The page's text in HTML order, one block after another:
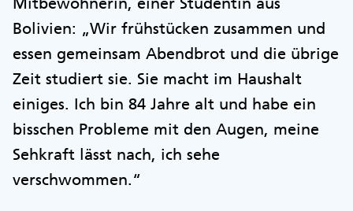
Bolivien: „Wir frühstücken zusammen und
essen gemeinsam Abendbrot und die übrige
Zeit studiert sie. Sie macht im Haushalt
einiges. Ich bin 84 Jahre alt und habe ein
bisschen Probleme mit den Augen, meine
Sehkraft lässt nach, ich sehe
verschwommen.“